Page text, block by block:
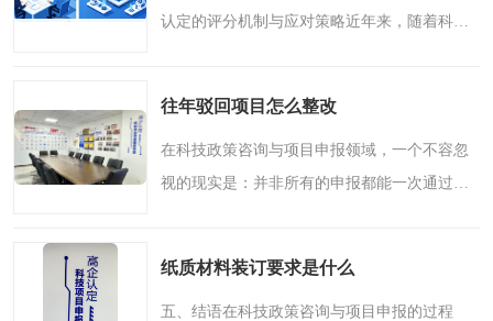
认定的评分机制与应对策略近年来，随着科技
很多初次接触这项认..
往年驳回项目怎么整改
在科技政策咨询与项目申报领域，一个不容忽
视的现实是：并非所有的申报都能一次通过。
很多企业感到困惑甚..
纸质材料装订要求是什么
五、结语在科技政策咨询与项目申报的过程